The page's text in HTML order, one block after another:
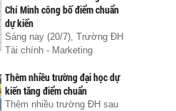
Chí Minh công bố điểm chuẩn
dự kiến
Sáng nay (20/7), Trường ĐH
Tài chính - Marketing
Thêm nhiều trường đại học dự
kiến tăng điểm chuẩn
Thêm nhiều trường ĐH sau